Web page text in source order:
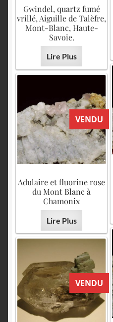
Gwindel, quartz fumé
vrillé, Aiguille de Talèfre,
Mont-Blanc, Haute-
Savoie.
Lire Plus
VENDU
Adulaire et fluorine rose
du Mont Blanc à
Chamonix
Lire Plus
VENDU